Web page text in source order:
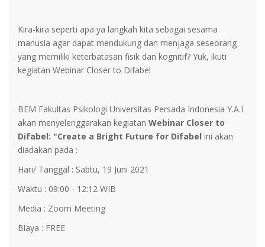
Kira-kira seperti apa ya langkah kita sebagai sesama
manusia agar dapat mendukung dan menjaga seseorang
yang memiliki keterbatasan fisik dan kognitif? Yuk, ikuti
kegiatan Webinar Closer to Difabel
BEM Fakultas Psikologi Universitas Persada Indonesia Y.A.I
akan menyelenggarakan kegiatan Webinar Closer to
Difabel: "Create a Bright Future for Difabel ini akan
diadakan pada :
Hari/ Tanggal : Sabtu, 19 Juni 2021
Waktu : 09:00 - 12:12 WIB
Media : Zoom Meeting
Biaya : FREE